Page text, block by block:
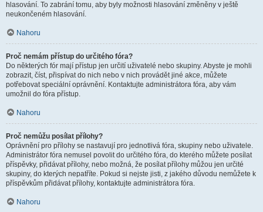
hlasování. To zabrání tomu, aby byly možnosti hlasování změněny v ještě
neukončeném hlasování.
Nahoru
Proč nemám přístup do určitého fóra?
Do některých fór mají přístup jen určití uživatelé nebo skupiny. Abyste je mohli
zobrazit, číst, přispívat do nich nebo v nich provádět jiné akce, můžete
potřebovat speciální oprávnění. Kontaktujte administrátora fóra, aby vám
umožnil do fóra přístup.
Nahoru
Proč nemůžu posílat přílohy?
Oprávnění pro přílohy se nastavují pro jednotlivá fóra, skupiny nebo uživatele.
Administrátor fóra nemusel povolit do určitého fóra, do kterého můžete posílat
příspěvky, přidávat přílohy, nebo možná, že posílat přílohy můžou jen určité
skupiny, do kterých nepatříte. Pokud si nejste jisti, z jakého důvodu nemůžete k
příspěvkům přidávat přílohy, kontaktujte administrátora fóra.
Nahoru